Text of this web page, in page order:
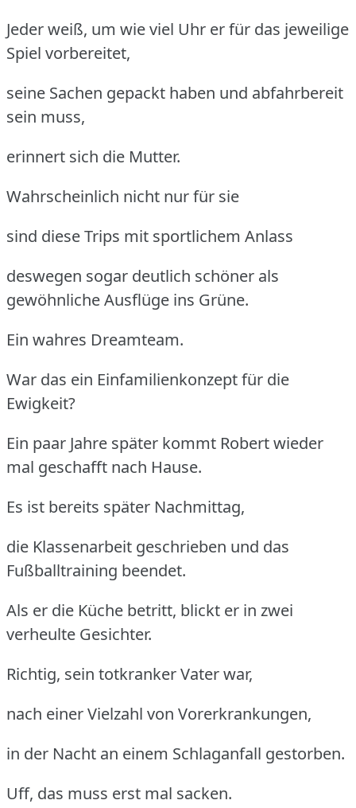
Jeder weiß, um wie viel Uhr er für das jeweilige
Spiel vorbereitet,
seine Sachen gepackt haben und abfahrbereit
sein muss,
erinnert sich die Mutter.
Wahrscheinlich nicht nur für sie
sind diese Trips mit sportlichem Anlass
deswegen sogar deutlich schöner als
gewöhnliche Ausflüge ins Grüne.
Ein wahres Dreamteam.
War das ein Einfamilienkonzept für die
Ewigkeit?
Ein paar Jahre später kommt Robert wieder
mal geschafft nach Hause.
Es ist bereits später Nachmittag,
die Klassenarbeit geschrieben und das
Fußballtraining beendet.
Als er die Küche betritt, blickt er in zwei
verheulte Gesichter.
Richtig, sein totkranker Vater war,
nach einer Vielzahl von Vorerkrankungen,
in der Nacht an einem Schlaganfall gestorben.
Uff, das muss erst mal sacken.